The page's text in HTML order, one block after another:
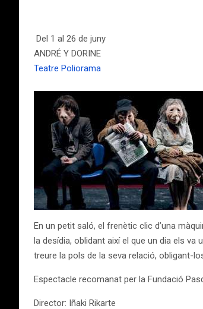
Del 1 al 26 de juny
ANDRÉ Y DORINE
Teatre Poliorama
En un petit saló, el frenètic clic d’una
la desídia, oblidant així el que un dia els
treure la pols de la seva relació, obligant-
Espectacle recomanat per la Fundació
Director: Iñaki Rikarte